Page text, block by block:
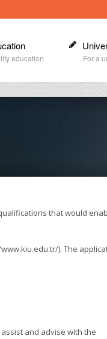
education For a
that would
). The
and advise with the